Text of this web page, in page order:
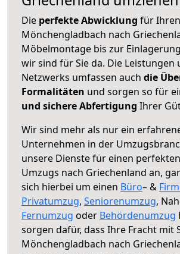
Die perfekte Abwicklung für
Mönchengladbach nach
Möbelmontage bis zur
wir sind für Sie da. Die Leistungen
Netzwerks umfassen auch die
Formalitäten und sorgen so für
und sichere Abfertigung Ihrer
Wir sind mehr als nur ein
Unternehmen in der
unsere Dienste für einen
Umzugs nach Griechenland an,
sich hierbei um einen Büro– &
Privatumzug, Seniorenumzug,
Fernumzug oder Behördenumzug
sorgen dafür, dass Ihre Fracht mit
Mönchengladbach nach